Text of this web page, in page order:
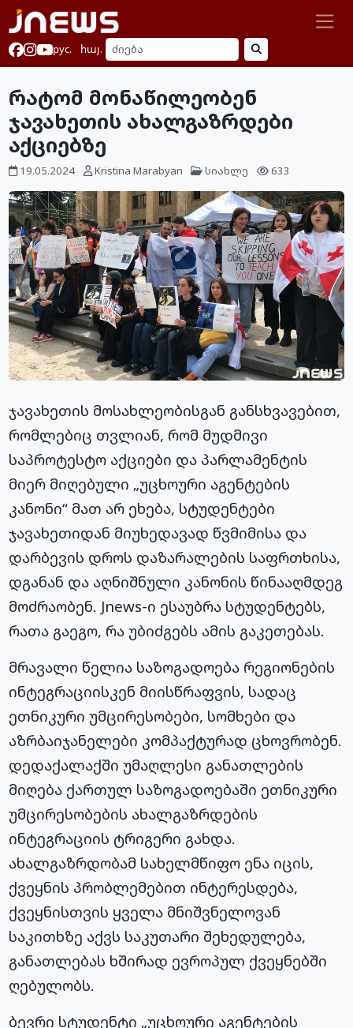
рус. հայ.
რატომ მონაწილეობენ
ჯავახეთის ახალგაზრდები
აქციებზე
19.05.2024 Kristina Marabyan სიახლე 633
ჯავახეთის მოსახლეობისგან განსხვავებით,
რომლებიც თვლიან, რომ მუდმივი
საპროტესტო აქციები და პარლამენტის
მიერ მიღებული „უცხოური აგენტების
კანონი“ მათ არ ეხება, სტუდენტები
ჯავახეთიდან მიუხედავად წვმიმისა და
დარბევის დროს დაზარალების საფრთხისა,
დგანან და აღნიშნული კანონის წინააღმდეგ
მოძრაობენ. Jnews-ი ესაუბრა სტუდენტებს,
რათა გაეგო, რა უბიძგებს ამის გაკეთებას.
მრავალი წელია საზოგადოება რეგიონების
ინტეგრაციისკენ მიისწრაფვის, სადაც
ეთნიკური უმცირესობები, სომხები და
აზრბაიჯანელები კომპაქტურად ცხოვრობენ.
დედაქალაქში უმაღლესი განათლების
მიღება ქართულ საზოგადოებაში ეთნიკური
უმცირესობების ახალგაზრდების
ინტეგრაციის ტრიგერი გახდა.
ახალგაზრდობამ სახელმწიფო ენა იცის,
ქვეყნის პრობლემებით ინტერესდება,
ქვეყნისთვის ყველა მნიშვნელოვან
საკითხზე აქვს საკუთარი შეხედულება,
განათლებას ხშირად ევროპულ ქვეყნებში
ღებულობს.
ბევრი სტუდენტი „უცხოური აგენტების